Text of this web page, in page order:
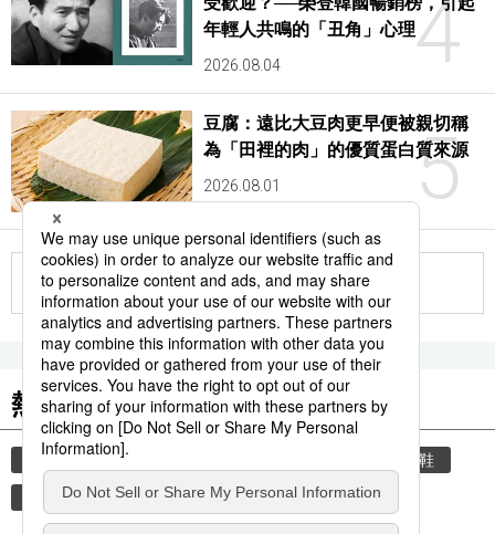
4
年輕人共鳴的「丑角」心理
2026.08.04
5
豆腐：遠比大豆肉更早便被親切稱
為「田裡的肉」的優質蛋白質來源
2026.08.01
更多
熱門關鍵詞
教育 住宅 脫鞋
觀光旅遊 時事通信新聞 歷史 飲食